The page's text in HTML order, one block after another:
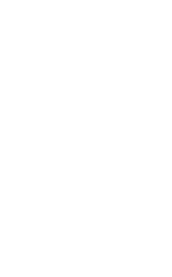
BREAKING NEWS ///